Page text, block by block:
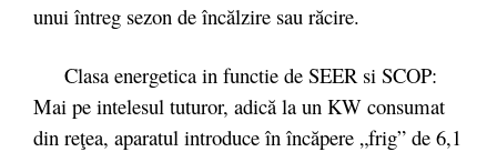
unui întreg sezon de încălzire sau răcire.
Clasa energetica in functie de SEER si SCOP:
Mai pe intelesul tuturor, adică la un KW consumat
din reţea, aparatul introduce în încăpere „frig” de 6,1